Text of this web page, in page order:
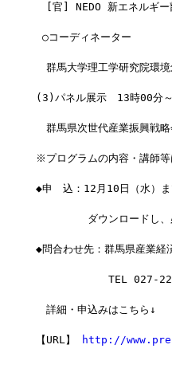
[官] NEDO 新エネルギー
○コーディネーター
群馬大学理工学研究院環
(3)パネル展示　13時00分
群馬県次世代産業振興戦略
※プログラムの内容・講師等
◆申　込：12月10日（水）
ダウンロードし、必要
◆問合わせ先：群馬県産業経
TEL 027-226-
詳細・申込みはこちら↓
【URL】 http://